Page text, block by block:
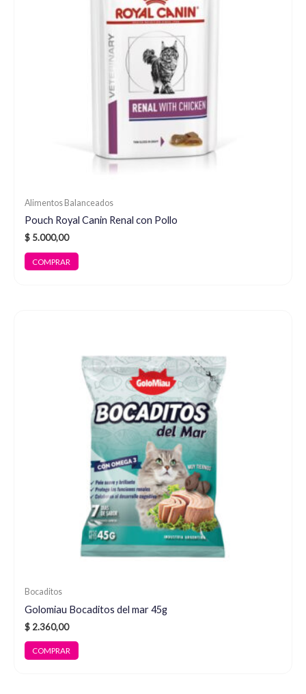
Alimentos Balanceados
Pouch Royal Canin Renal con Pollo
$5.000,00
COMPRAR
Bocaditos
Golomiau Bocaditos del mar 45g
$2.360,00
COMPRAR